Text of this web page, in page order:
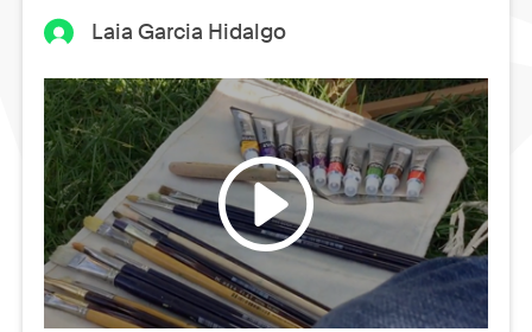
Laia Garcia Hidalgo